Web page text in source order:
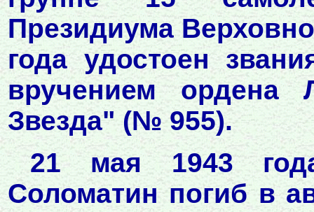
Президиума
года удостоен
вручением ордена
Звезда" (№ 955).
21 мая 1943
Соломатин погиб в